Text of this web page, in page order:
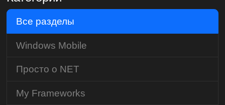
Все разделы
Windows Mobile
Просто о NET
My Frameworks